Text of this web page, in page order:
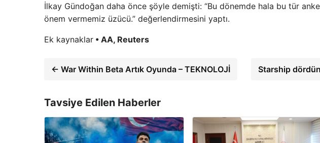
İlkay Gündoğan daha önce şöyle demişti: “Bu dönemde hala bu tür
önem vermemiz üzücü.” değerlendirmesini yaptı.
Ek kaynaklar • AA, Reuters
← War Within Beta Artık Oyunda – TEKNOLOJİ Starship
Tavsiye Edilen Haberler